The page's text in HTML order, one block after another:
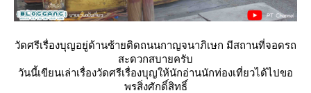
วัดศรีเรื่องบุญอยู่ด้านซ้ายติดถนนกาญจนาภิเษก มีสถานที่จอดรถ
สะดวกสบายครับ
วันนี้เขียนเล่าเรื่องวัดศรีเรื่องบุญให้นักอ่านนักท่องเที่ยวได้ไปขอ
พรสิ่งศักดิ์สิทธิ์